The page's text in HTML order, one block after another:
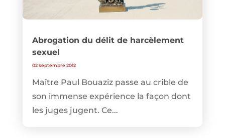
Abrogation du délit de harcèlement
sexuel
02 septembre 2012
Maître Paul Bouaziz passe au crible de
son immense expérience la façon dont
les juges jugent. Ce...